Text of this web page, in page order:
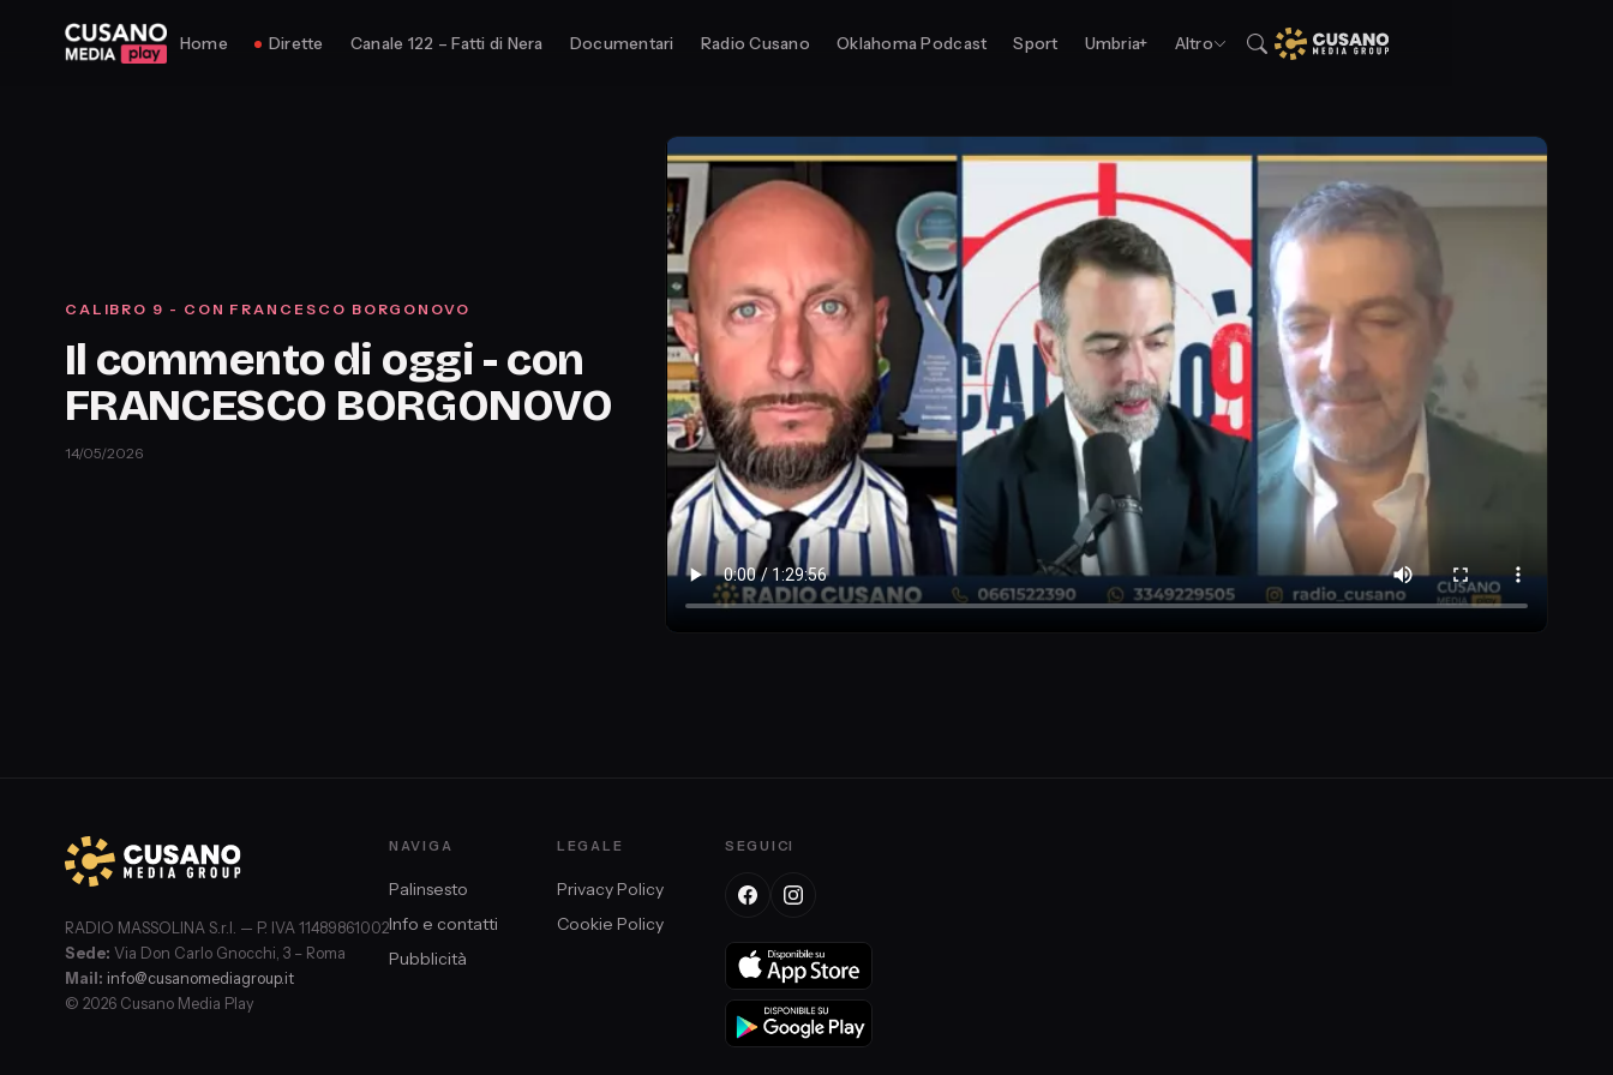
Home Dirette Canale 122 – Fatti di Nera Documentari Radio Cusano Oklahoma Podcast Sport Umbria+ Altro
CALIBRO 9 - CON FRANCESCO BORGONOVO
Il commento di oggi - con
FRANCESCO BORGONOVO
14/05/2026
RADIO MASSOLINA S.r.l. — P. IVA 11489861002
Sede: Via Don Carlo Gnocchi, 3 – Roma
Mail: info@cusanomediagroup.it
© 2026 Cusano Media Play
NAVIGA
Palinsesto
Info e contatti
Pubblicità
LEGALE
Privacy Policy
Cookie Policy
SEGUICI